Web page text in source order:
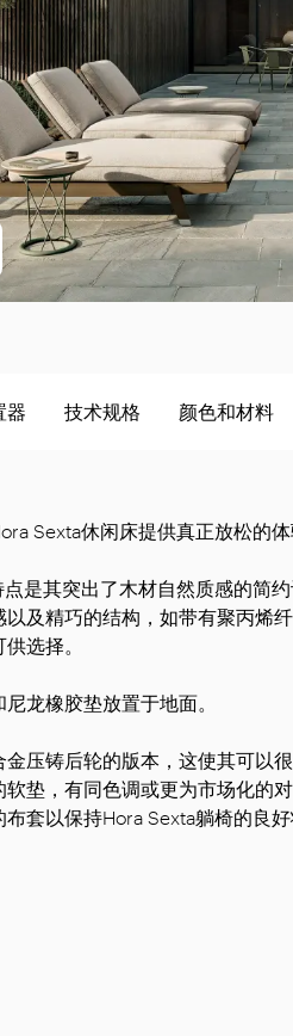
器 技术规格 颜色和材料
Sexta休闲床提供真正放松的
是其突出了木材自然质感的简
及精巧的结构，如带有聚丙烯
选择。
龙橡胶垫放置于地面。
压铸后轮的版本，这使其可以
垫，有同色调或更为市场化的
套以保持Hora Sexta躺椅的良